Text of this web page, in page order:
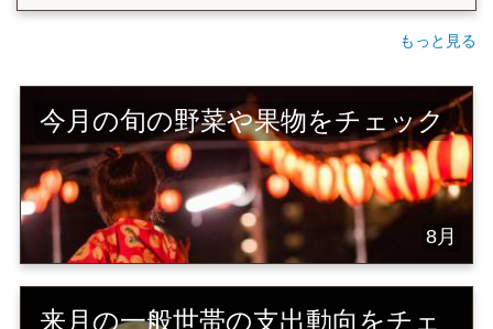
もっと見る
今月の旬の野菜や果物をチェック
8月
来月の一般世帯の支出動向をチェ